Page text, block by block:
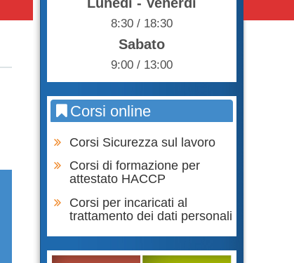
8:30 / 18:30
Sabato
9:00 / 13:00
Corsi online
Corsi Sicurezza sul lavoro
Corsi di formazione per
attestato HACCP
Corsi per incaricati al
trattamento dei dati personali